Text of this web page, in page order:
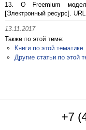
13. О Freemium
[Электронный ресурс].
13.11.2017
Также по этой теме:
Книги по этой тематике
Другие статьи по этой
+7